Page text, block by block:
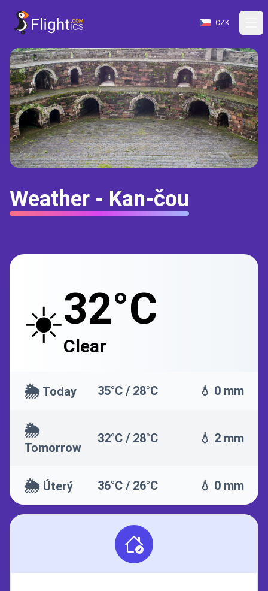
CZK
Weather - Kan-čou
☀️32°C
Clear
🌦️ Today 35°C / 28°C 💧 0 mm
🌦️
Tomorrow
32°C / 28°C 💧 2 mm
🌦️ Úterý 36°C / 26°C 💧 0 mm